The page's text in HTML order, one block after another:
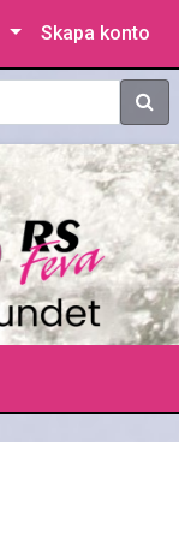
Skapa konto
Sök